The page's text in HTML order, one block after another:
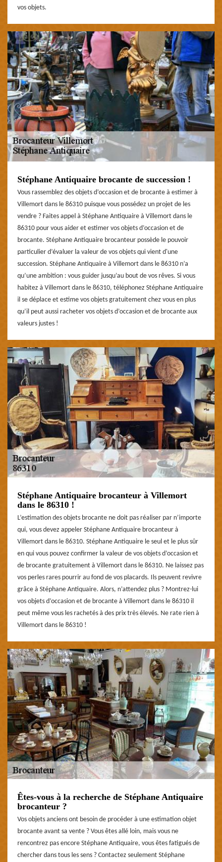
vos objets.
Stéphane Antiquaire brocante de succession !
Vous rassemblez des objets d’occasion et de brocante à estimer à
Villemort dans le 86310 puisque vous possédez un projet de les
vendre ? Faites appel à Stéphane Antiquaire à Villemort dans le
86310 pour vous aider et estimer vos objets d’occasion et de
brocante. Stéphane Antiquaire brocanteur possède le pouvoir
particulier d’évaluer la valeur de vos objets qui vient d'une
succession. Stéphane Antiquaire à Villemort dans le 86310 n’a
qu’une ambition : vous guider jusqu’au bout de vos rêves. Si vous
habitez à Villemort dans le 86310, téléphonez Stéphane Antiquaire
il se déplace et estime vos objets gratuitement chez vous en plus
qu’il peut aussi racheter vos objets d’occasion et de brocante aux
valeurs justes !
Stéphane Antiquaire brocanteur à Villemort
dans le 86310 !
L’estimation des objets brocante ne doit pas réaliser par n’importe
qui, vous devez appeler Stéphane Antiquaire brocanteur à
Villemort dans le 86310. Stéphane Antiquaire le seul et le plus sûr
en qui vous pouvez confirmer la valeur de vos objets d’occasion et
de brocante gratuitement à Villemort dans le 86310. Ne laissez pas
vos perles rares pourrir au fond de vos placards. Ils peuvent revivre
grâce à Stéphane Antiquaire. Alors, n’attendez plus ? Montrez-lui
vos objets d’occasion et de brocante à Villemort dans le 86310 il
peut même vous les rachetés à des prix très élevés. Ne rate rien à
Villemort dans le 86310 !
Êtes-vous à la recherche de Stéphane Antiquaire
brocanteur ?
Vos objets anciens ont besoin de procéder à une estimation objet
brocante avant sa vente ? Vous êtes allé loin, mais vous ne
rencontrez pas encore Stéphane Antiquaire, vous êtes fatigués de
chercher dans tous les sens ? Contactez seulement Stéphane